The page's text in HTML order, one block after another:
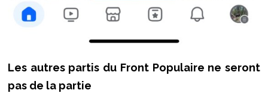
Les autres partis du Front Populaire ne seront
pas de la partie